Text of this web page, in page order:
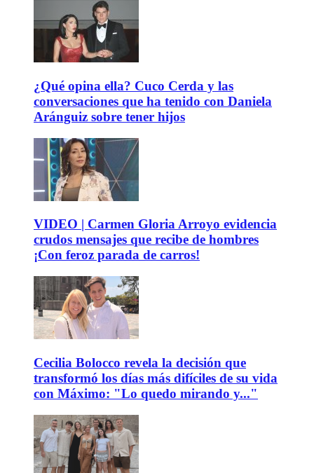
¿Qué opina ella? Cuco Cerda y las
conversaciones que ha tenido con Daniela
Aránguiz sobre tener hijos
VIDEO | Carmen Gloria Arroyo evidencia
crudos mensajes que recibe de hombres
¡Con feroz parada de carros!
Cecilia Bolocco revela la decisión que
transformó los días más difíciles de su vida
con Máximo: "Lo quedo mirando y..."